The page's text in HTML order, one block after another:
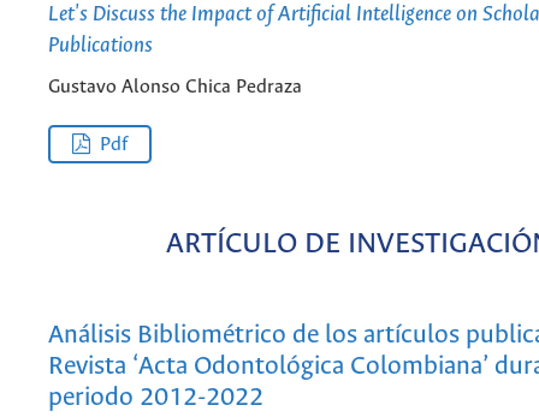
Let's Discuss the Impact of Artificial Intelligence on
Publications
Gustavo Alonso Chica Pedraza
Pdf
ARTÍCULO DE
Análisis Bibliométrico de los artículos
Revista ‘Acta Odontológica Colombiana’
periodo 2012-2022